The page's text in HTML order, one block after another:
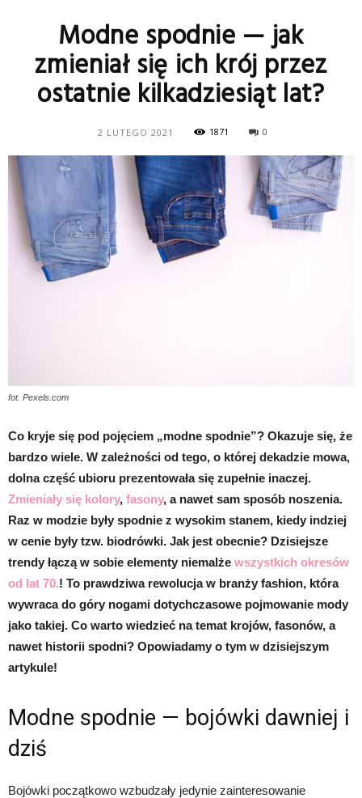
Modne spodnie — jak
zmieniał się ich krój przez
ostatnie kilkadziesiąt lat?
2 LUTEGO 2021 1871 0
fot. Pexels.com
Co kryje się pod pojęciem „modne spodnie”? Okazuje się, że
bardzo wiele. W zależności od tego, o której dekadzie mowa,
dolna część ubioru prezentowała się zupełnie inaczej.
Zmieniały się kolory, fasony, a nawet sam sposób noszenia.
Raz w modzie były spodnie z wysokim stanem, kiedy indziej
w cenie były tzw. biodrówki. Jak jest obecnie? Dzisiejsze
trendy łączą w sobie elementy niemalże wszystkich okresów
od lat 70.! To prawdziwa rewolucja w branży fashion, która
wywraca do góry nogami dotychczasowe pojmowanie mody
jako takiej. Co warto wiedzieć na temat krojów, fasonów, a
nawet historii spodni? Opowiadamy o tym w dzisiejszym
artykule!
Modne spodnie — bojówki dawniej i
dziś
Bojówki początkowo wzbudzały jedynie zainteresowanie